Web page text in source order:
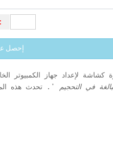
إحصل
كشاشة لإعداد جهاز
في التحجيم '. تحدث هذه